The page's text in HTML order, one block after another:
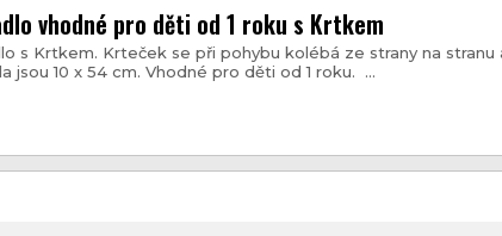
vhodné pro děti od 1 roku s Krtkem
s Krtkem. Krteček se při pohybu kolébá ze strany na stranu
jsou 10 x 54 cm. Vhodné pro děti od 1 roku. ...